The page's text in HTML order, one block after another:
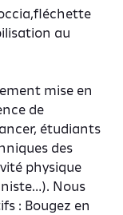
au
mise en
de
étudiants
des
physique
Nous
: Bougez en